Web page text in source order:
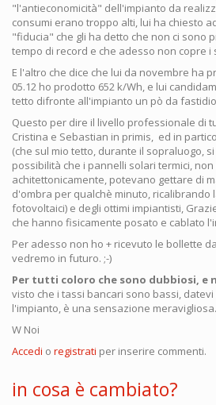
"l'antieconomicità" dell'impianto da
consumi erano troppo alti, lui ha chiesto
"fiducia" che gli ha detto che non ci sono
tempo di record e che adesso non copre i
E l'altro che dice che lui da novembre ha
05.12 ho prodotto 652 k/Wh, e lui
tetto difronte all'impianto un pò da
Questo per dire il livello professionale di
Cristina e Sebastian in primis, ed in
(che sul mio tetto, durante il sopraluogo,
possibilità che i pannelli solari termici,
achitettonicamente, potevano gettare di
d'ombra per qualchè minuto, ricalibrando
fotovoltaici) e degli ottimi impiantisti,
che hanno fisicamente posato e cablato
Per adesso non ho + ricevuto le bollette
vedremo in futuro. ;-)
Per tutti coloro che sono dubbiosi, e
visto che i tassi bancari sono bassi,
l'impianto, è una sensazione meravigliosa.
W Noi
Accedi o registrati per inserire commenti.
in cosa è cambiato?